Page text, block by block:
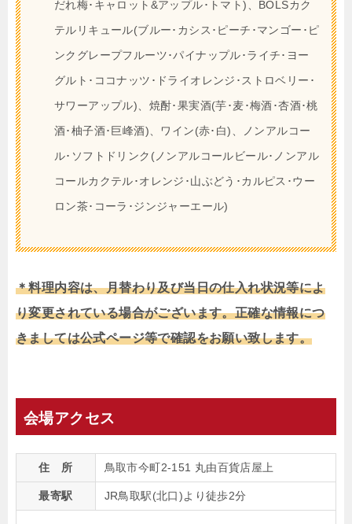
だれ梅･キャロット&アップル･トマト)、BOLSカク
テルリキュール(ブルー･カシス･ピーチ･マンゴー･ピ
ンクグレープフルーツ･パイナップル･ライチ･ヨー
グルト･ココナッツ･ドライオレンジ･ストロベリー･
サワーアップル)、焼酎･果実酒(芋･麦･梅酒･杏酒･桃
酒･柚子酒･巨峰酒)、ワイン(赤･白)、ノンアルコー
ル･ソフトドリンク(ノンアルコールビール･ノンアル
コールカクテル･オレンジ･山ぶどう･カルピス･ウー
ロン茶･コーラ･ジンジャーエール)
＊料理内容は、月替わり及び当日の仕入れ状況等によ
り変更されている場合がございます。正確な情報につ
きましては公式ページ等で確認をお願い致します。
会場アクセス
住 所 鳥取市今町2-151 丸由百貨店屋上
最寄駅 JR鳥取駅(北口)より徒歩2分